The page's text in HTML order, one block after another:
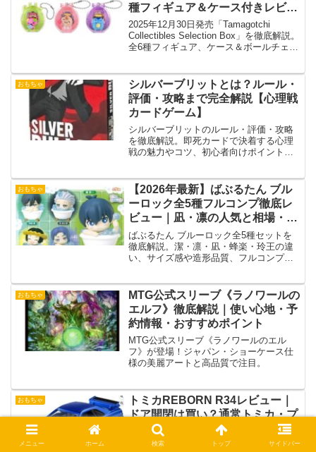
種フィギュア＆ケース付きレビュ
ー
2025年12月30日発売「Tamagotchi
Collectibles Selection Box」を徹底解説。
全6種フィギュア、ケース＆ボールチェー
おもちゃ
シルバーブリットとは？ルール・
評価・攻略まで完全解説【心理戦
カードゲーム】
シルバーブリットのルール・評価・攻略
を徹底解説。即死カードで決着する心理
戦の魅力やコツ、初心者向けポイント、
おもちゃ
【2026年最新】ばぶるたん ブル
ーロック全5種フルコンプ徹底レ
ビュー｜凪・凛の人気と相場・資
産価値を完全解説
ばぶるたん ブルーロック全5種セットを
徹底解説。潔・凛・凪・蜂楽・玲王の違
い、サイズ感や造形品質、フルコンプ相
おもちゃ
MTG公式スリーブ《ラノワールの
エルフ》徹底解説｜使い心地・予
約情報・おすすめポイント
MTG公式スリーブ《ラノワールのエル
フ》が登場！ジャパン・ショーケース仕
様の美麗アートと高品質で注目。
おもちゃ
トミカREBORN R34レビュー｜
ドア開閉は買い？通常トミカ・プ
レミアムと違いを徹底比較
トミカREBORN 日産スカイラインGT-
メニュー ホーム 検索 トップ サイドバー